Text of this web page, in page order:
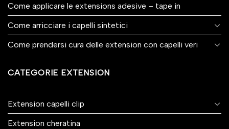
Come applicare le extensions adesive – tape in
Come arricciare i capelli sintetici
Come prendersi cura delle extension con capelli veri
CATEGORIE EXTENSION
Extension capelli clip
Extension cheratina